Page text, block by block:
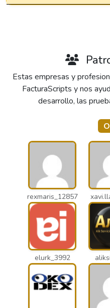
Estas empresas y
FacturaScripts y nos
desarrollo, las
rexmaris_12857
elurk_3992